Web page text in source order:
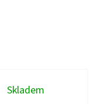
Skladem